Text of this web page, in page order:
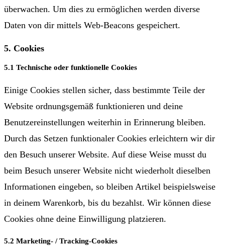
überwachen. Um dies zu ermöglichen werden diverse
Daten von dir mittels Web-Beacons gespeichert.
5. Cookies
5.1 Technische oder funktionelle Cookies
Einige Cookies stellen sicher, dass bestimmte Teile der
Website ordnungsgemäß funktionieren und deine
Benutzereinstellungen weiterhin in Erinnerung bleiben.
Durch das Setzen funktionaler Cookies erleichtern wir dir
den Besuch unserer Website. Auf diese Weise musst du
beim Besuch unserer Website nicht wiederholt dieselben
Informationen eingeben, so bleiben Artikel beispielsweise
in deinem Warenkorb, bis du bezahlst. Wir können diese
Cookies ohne deine Einwilligung platzieren.
5.2 Marketing- / Tracking-Cookies